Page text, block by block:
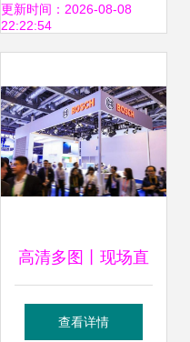
经多式联运抵济宁
更新时间：2026-08-08
22:22:54
高清多图丨现场直
击长宁风采 多式联
查看详情